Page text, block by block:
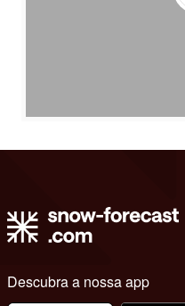
Descubra a nossa app